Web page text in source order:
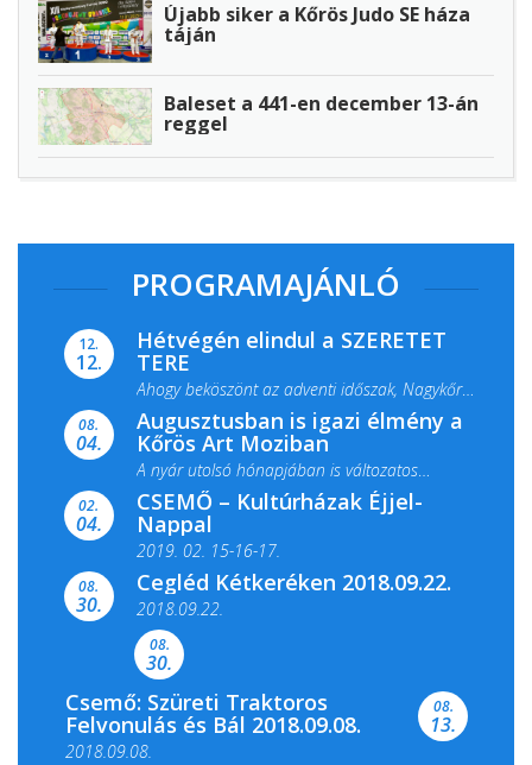
Újabb siker a Kőrös Judo SE háza
táján
Baleset a 441-en december 13-án
reggel
PROGRAMAJÁNLÓ
12.
12.
Hétvégén elindul a SZERETET
TERE
Ahogy beköszönt az adventi időszak, Nagykőrös
ismét megtelik ünnepi fénnyel és közös...
08.
04.
Augusztusban is igazi élmény a
Kőrös Art Moziban
A nyár utolsó hónapjában is változatos
filmkínálattal, családi...
02.
04.
CSEMŐ – Kultúrházak Éjjel-
Nappal
2019. 02. 15-16-17.
Színes és tartalmas programokkal várja a
Csemői Községi Könyvtár és...
08.
30.
Cegléd Kétkeréken 2018.09.22.
2018.09.22.
08.
30.
Csemő: Szüreti Traktoros
Felvonulás és Bál 2018.09.08.
2018.09.08.
08.
13.